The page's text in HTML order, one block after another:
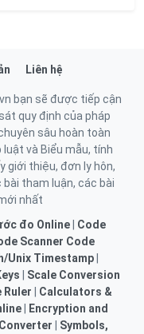
Liên hệ
bạn sẽ được tiếp cận
quy định của pháp
sâu hoàn toàn
luật và Biểu mẫu, tính
giới thiệu, đơn ly hôn,
tham luận, các bài
nhất
đo Online
Code
Scanner Code
Unix Timestamp
Scale Conversion
Ruler
Calculators &
|
Encryption and
Symbols,